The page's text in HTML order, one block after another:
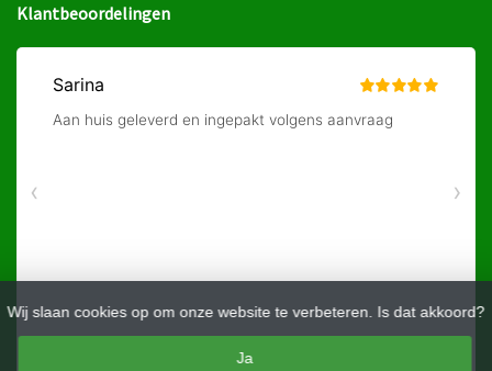
Wij slaan cookies op om onze website te verbeteren. Is dat akkoord?
Ja
Klantbeoordelingen